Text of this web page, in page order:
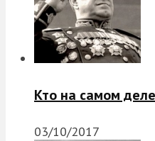
Кто на самом
03/10/2017